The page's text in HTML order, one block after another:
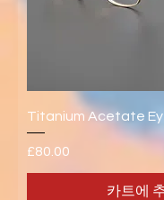
Titanium Acetate
가격
£80.00
카트에